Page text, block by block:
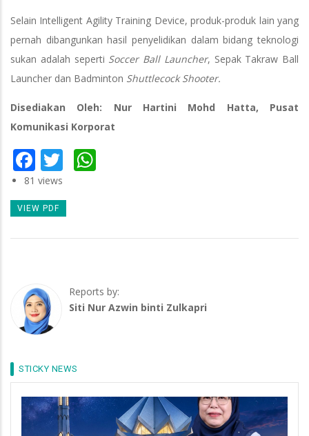
Selain Intelligent Agility Training Device, produk-produk lain yang
pernah dibangunkan hasil penyelidikan dalam bidang teknologi
sukan adalah seperti Soccer Ball Launcher, Sepak Takraw Ball
Launcher dan Badminton Shuttlecock Shooter.
Disediakan Oleh: Nur Hartini Mohd Hatta, Pusat
Komunikasi Korporat
Facebook
Twitter
81 views
VIEW PDF
Reports by:
Siti Nur Azwin binti Zulkapri
STICKY NEWS